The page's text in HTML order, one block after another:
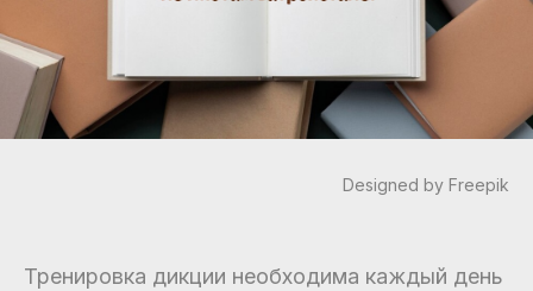
Designed by Freepik
Тренировка дикции необходима каждый день